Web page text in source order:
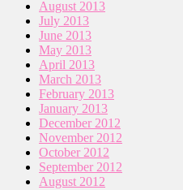
August 2013
July 2013
June 2013
May 2013
April 2013
March 2013
February 2013
January 2013
December 2012
November 2012
October 2012
September 2012
August 2012